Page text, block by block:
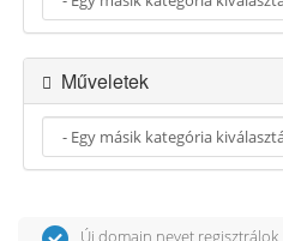
Műveletek
Új domain nevet regisztrálok